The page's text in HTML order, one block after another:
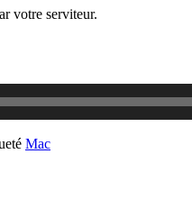
votre serviteur.
Mac